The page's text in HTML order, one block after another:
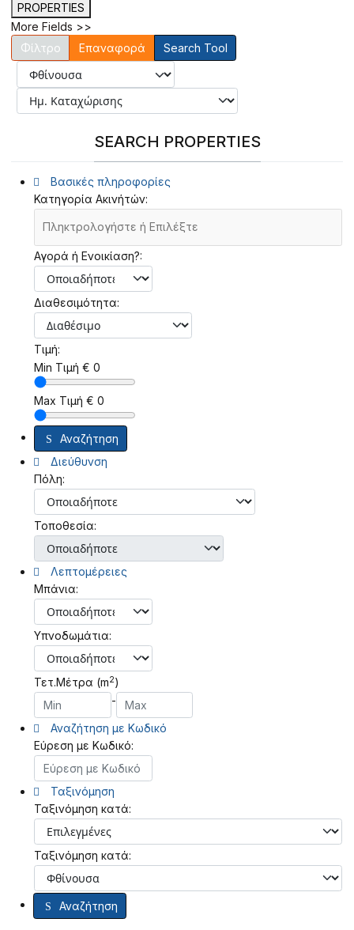
PROPERTIES
More Fields >>
Επαναφορά
Search Tool
SEARCH PROPERTIES
Βασικές πληροφορίες
Κατηγορία Ακινήτών:
Αγορά ή Ενοικίαση?:
Διαθεσιμότητα:
Τιμή:
Min Τιμή € 0
Max Τιμή € 0
Αναζήτηση
Διεύθυνση
Πόλη:
Τοποθεσία:
Λεπτομέρειες
Μπάνια:
Υπνοδωμάτια:
Τετ.Μέτρα (m2)
-
Αναζήτηση με Κωδικό
Εύρεση με Κωδικό:
Ταξινόμηση
Ταξινόμηση κατά:
Ταξινόμηση κατά:
Αναζήτηση